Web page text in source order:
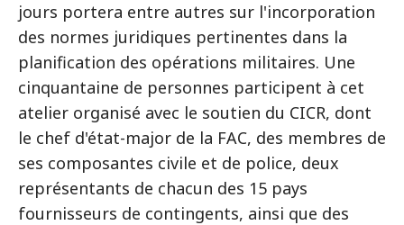
jours portera entre autres sur l'incorporation
des normes juridiques pertinentes dans la
planification des opérations militaires. Une
cinquantaine de personnes participent à cet
atelier organisé avec le soutien du CICR, dont
le chef d'état-major de la FAC, des membres de
ses composantes civile et de police, deux
représentants de chacun des 15 pays
fournisseurs de contingents, ainsi que des